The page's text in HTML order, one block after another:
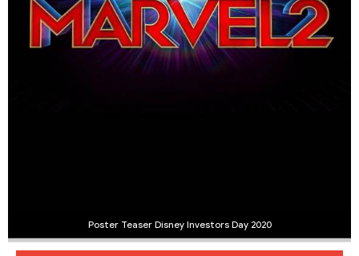
Poster Teaser Disney Investors Day 2020